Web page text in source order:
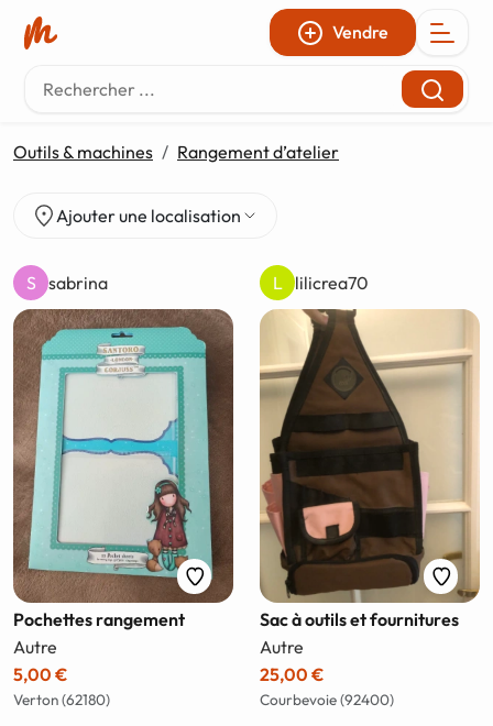
Panneau de gestion des cookies
Vendre
Outils & machines Rangement d’atelier
Ajouter une localisation
S sabrina
Pochettes rangement
Autre
5,00 €
Verton (62180)
L lilicrea70
Sac à outils et fournitures
Autre
25,00 €
Courbevoie (92400)